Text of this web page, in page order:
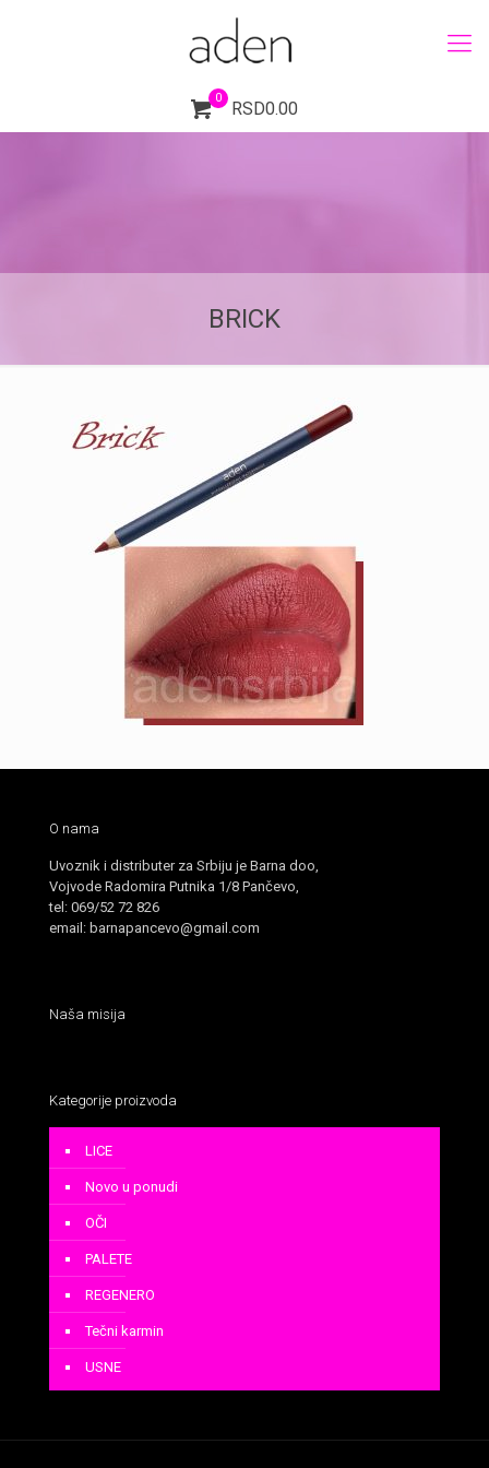
0
RSD0.00
BRICK
O nama
Uvoznik i distributer za Srbiju je Barna doo,
Vojvode Radomira Putnika 1/8 Pančevo,
tel: 069/52 72 826
email: barnapancevo@gmail.com
Naša misija
Kategorije proizvoda
LICE
Novo u ponudi
OČI
PALETE
REGENERO
Tečni karmin
USNE